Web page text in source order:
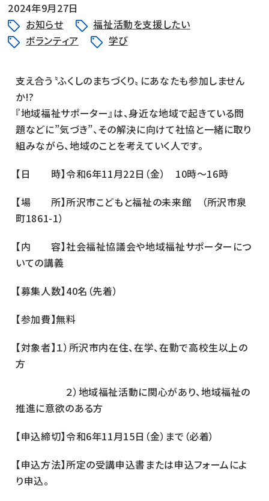
2024年9月27日
お知らせ
福祉活動を支援したい
ボランティア
学び
支え合う〝ふくしのまちづくり〟にあなたも参加しません
か!?
『地域福祉サポーター』は、身近な地域で起きている問
題などに”気づき”、その解決に向けて社協と一緒に取り
組みながら、地域のことを考えていく人です。
【日 時】令和6年11月22日（金） 10時～16時
【場 所】所沢市こどもと福祉の未来館 （所沢市泉
町1861-1）
【内 容】社会福祉協議会や地域福祉サポーターにつ
いての講義
【募集人数】40名（先着）
【参加費】無料
【対象者】１）所沢市内在住、在学、在勤で高校生以上の
方
２）地域福祉活動に関心があり、地域福祉の
推進に意欲のある方
【申込締切】令和6年11月15日（金）まで（必着）
【申込方法】所定の受講申込書または申込フォームによ
り申込。